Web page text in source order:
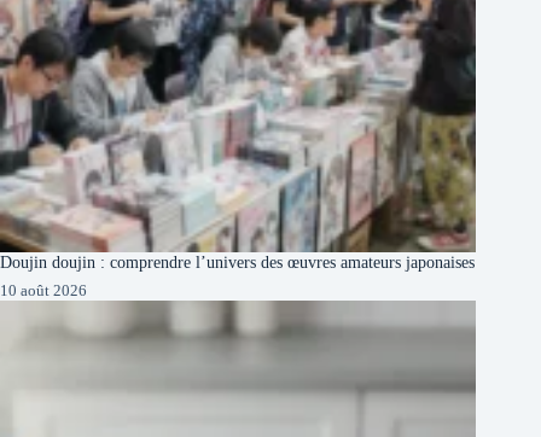
Doujin doujin : comprendre l’univers des œuvres amateurs japonaises
10 août 2026